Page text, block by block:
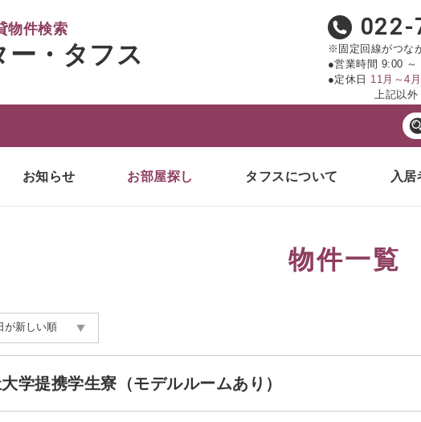
物件検索
ー・タフス
022-
※固定回線がつな
●営業時間 9:00 ～
●定休日 11月～4
上記以外 土
お知らせ お部屋探し タフスについて 入居
物件一覧
学提携学生寮（モデルルームあり）